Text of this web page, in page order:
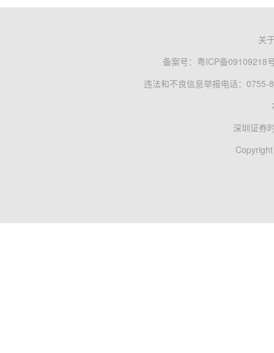
关
备案号： 粤ICP备09109218
违法和不良信息举报电话：0755-
深圳证券